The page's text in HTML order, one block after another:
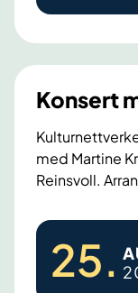
n
s
p
r
u
t
d
a
p
Konsert
med Martine
Reinsvoll.
K
25.